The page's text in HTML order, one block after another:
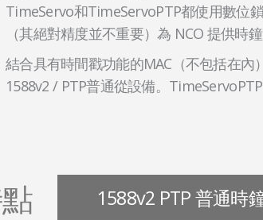
TimeServo和TimeServoPTP都使用數位
（其絕對精度並不重要）為 NCO 提供時鐘
結合具有時間戳功能的MAC（不包括在
1588v2 / PTP普通從設備。
1588v2 PTP 普通時